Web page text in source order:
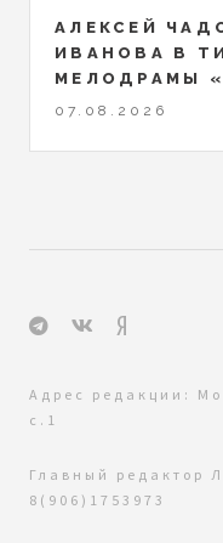
АЛЕКСЕЙ
ИВАНОВА В
МЕЛОДРАМЫ
07.08.2026
Адрес редакции:
с.1
Главный редактор
8(906)1753973